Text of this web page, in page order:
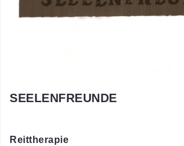
SEELENFREUNDE
Reittherapie